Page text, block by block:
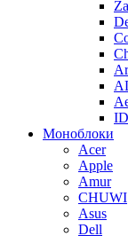
Моноблоки
Acer
Apple
Amur
CHUWI
Asus
Dell